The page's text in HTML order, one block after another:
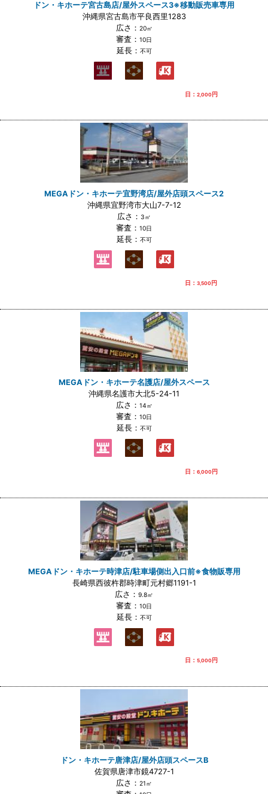
ドン・キホーテ宮古島店/屋外スペース3※移動販売車専用
沖縄県宮古島市平良西里1283
広さ： 20㎡
審査： 10日
延長： 不可
日： 2,000円
MEGAドン・キホーテ宜野湾店/屋外店頭スペース2
沖縄県宜野湾市大山7-7-12
広さ： 3㎡
審査： 10日
延長： 不可
日： 3,500円
MEGAドン・キホーテ名護店/屋外スペース
沖縄県名護市大北5-24-11
広さ： 14㎡
審査： 10日
延長： 不可
日： 6,000円
MEGAドン・キホーテ時津店/駐車場側出入口前※食物販専用
長崎県西彼杵郡時津町元村郷1191-1
広さ： 9.8㎡
審査： 10日
延長： 不可
日： 5,000円
ドン・キホーテ唐津店/屋外店頭スペースB
佐賀県唐津市鏡4727-1
広さ： 21㎡